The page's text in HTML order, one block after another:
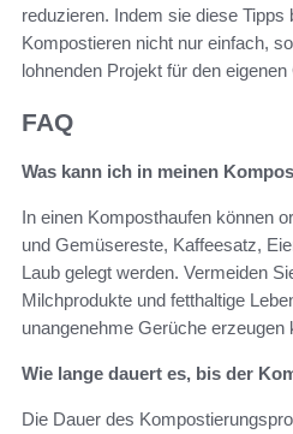
reduzieren. Indem sie diese Tipps
Kompostieren nicht nur einfach,
lohnenden Projekt für den eigenen
FAQ
Was kann ich in meinen
In einen Komposthaufen können
und Gemüsereste, Kaffeesatz,
Laub gelegt werden. Vermeiden
Milchprodukte und fetthaltige
unangenehme Gerüche erzeugen
Wie lange dauert es, bis der
Die Dauer des